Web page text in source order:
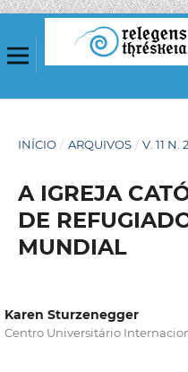
INÍCIO / ARQUIVOS / V. 11 N.
A IGREJA
DE
MUNDIAL
Karen Sturzenegger
Centro Universitário